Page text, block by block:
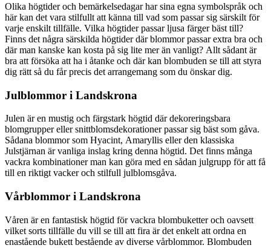
Olika högtider och bemärkelsedagar har sina egna symbolspråk och
här kan det vara stilfullt att känna till vad som passar sig särskilt för
varje enskilt tillfälle. Vilka högtider passar ljusa färger bäst till?
Finns det några särskilda högtider där blommor passar extra bra och
där man kanske kan kosta på sig lite mer än vanligt? Allt sådant är
bra att försöka att ha i åtanke och där kan blombuden se till att styra
dig rätt så du får precis det arrangemang som du önskar dig.
Julblommor i Landskrona
Julen är en mustig och färgstark högtid där dekoreringsbara
blomgrupper eller snittblomsdekorationer passar sig bäst som gåva.
Sådana blommor som Hyacint, Amaryllis eller den klassiska
Julstjärnan är vanliga inslag kring denna högtid. Det finns många
vackra kombinationer man kan göra med en sådan julgrupp för att få
till en riktigt vacker och stilfull julblomsgåva.
Vårblommor i Landskrona
Våren är en fantastisk högtid för vackra blombuketter och oavsett
vilket sorts tillfälle du vill se till att fira är det enkelt att ordna en
enastående bukett bestående av diverse vårblommor. Blombuden